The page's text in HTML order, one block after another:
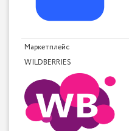
Маркетплейс
WILDBERRIES